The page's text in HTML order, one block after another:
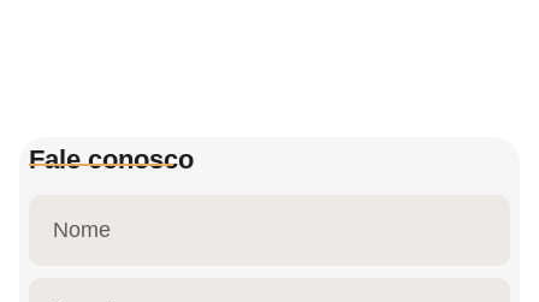
Fale conosco